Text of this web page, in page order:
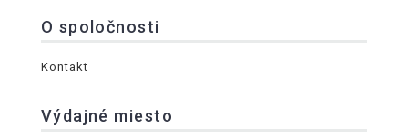
O spoločnosti
Kontakt
Výdajné miesto